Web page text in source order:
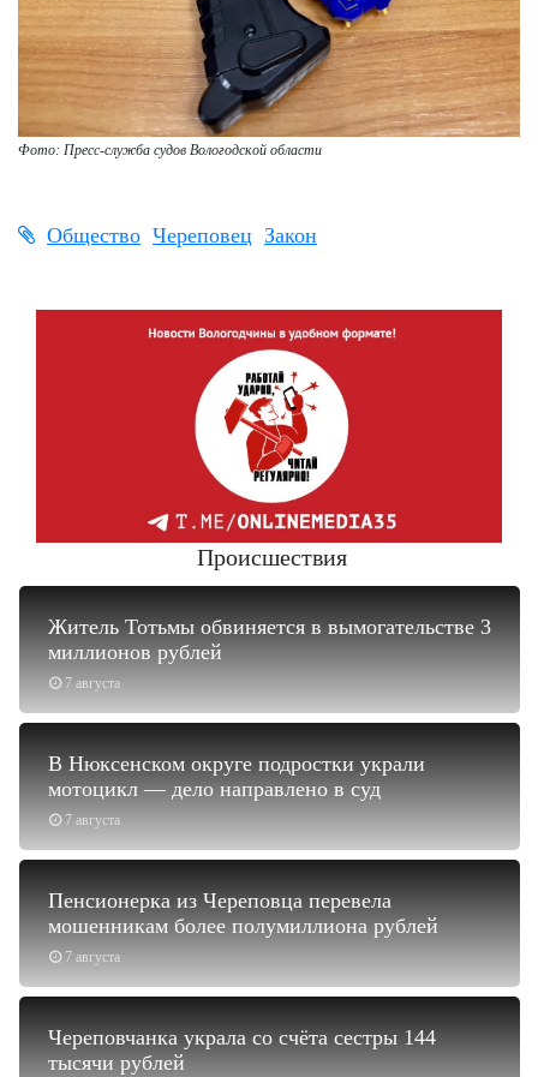
Фото: Пресс-служба судов Вологодской области
Общество Череповец Закон
Происшествия
7 августа
Житель Тотьмы обвиняется в вымогательстве 3
миллионов рублей
7 августа
В Нюксенском округе подростки украли
мотоцикл — дело направлено в суд
7 августа
Пенсионерка из Череповца перевела
мошенникам более полумиллиона рублей
Череповчанка украла со счёта сестры 144
тысячи рублей